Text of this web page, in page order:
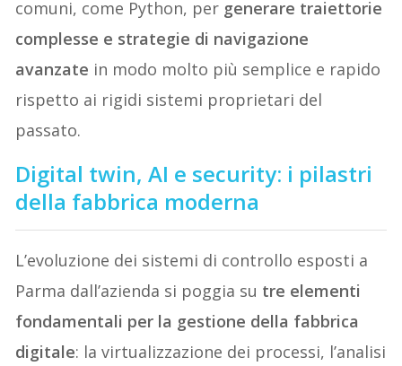
comuni, come Python, per generare traiettorie
complesse e strategie di navigazione
avanzate in modo molto più semplice e rapido
rispetto ai rigidi sistemi proprietari del
passato.
Digital twin, AI e security: i pilastri
della fabbrica moderna
L’evoluzione dei sistemi di controllo esposti a
Parma dall’azienda si poggia su tre elementi
fondamentali per la gestione della fabbrica
digitale: la virtualizzazione dei processi, l’analisi